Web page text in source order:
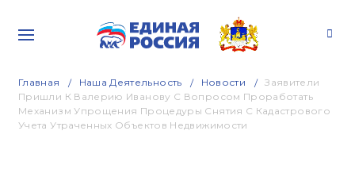
Главная Наша Деятельность Новости
Заявители
Пришли К Валерию Иванову С Вопросом Проработать
Механизм Упрощения Процедуры Снятия С Кадастрового
Учета Утраченных Объектов Недвижимости